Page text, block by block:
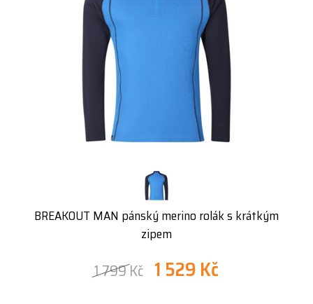
BREAKOUT MAN pánský merino rolák s krátkým
zipem
1 799 Kč 1 529 Kč